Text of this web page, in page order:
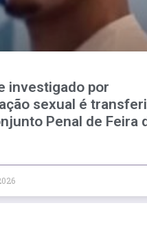
investigado por
sexual é
Penal de Feira